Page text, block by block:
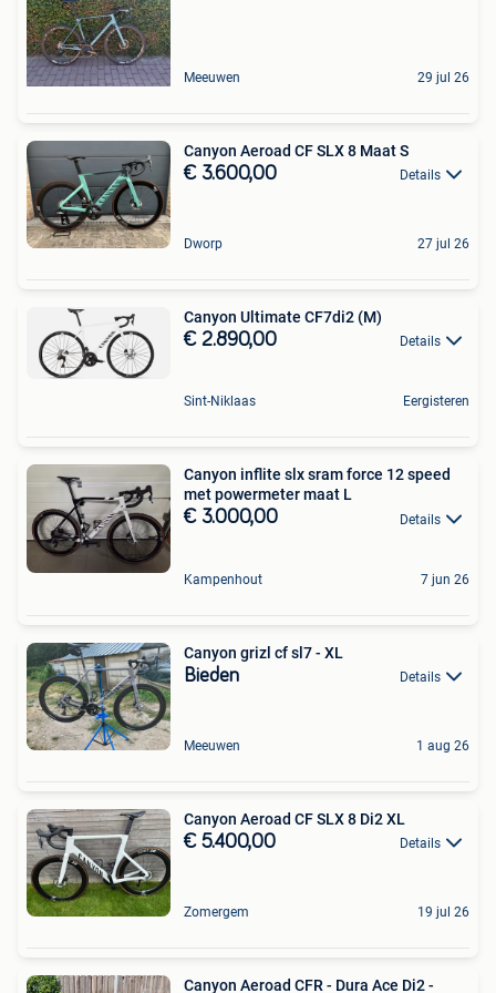
Meeuwen 29 jul 26
Canyon Aeroad CF SLX 8 Maat S
€ 3.600,00 Details
Dworp 27 jul 26
Canyon Ultimate CF7di2 (M)
€ 2.890,00 Details
Sint-Niklaas Eergisteren
Canyon inflite slx sram force 12 speed
met powermeter maat L
€ 3.000,00 Details
Kampenhout 7 jun 26
Canyon grizl cf sl7 - XL
Bieden Details
Meeuwen 1 aug 26
Canyon Aeroad CF SLX 8 Di2 XL
€ 5.400,00 Details
Zomergem 19 jul 26
Canyon Aeroad CFR - Dura Ace Di2 -